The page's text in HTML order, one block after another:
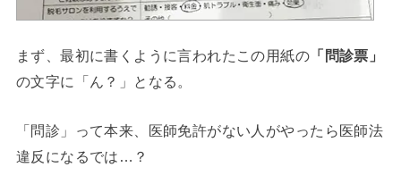
まず、最初に書くように言われたこの用紙の 「問診票」
の文字に「ん？」となる。
「問診」って本来、医師免許がない人がやったら医師法
違反になるでは…？